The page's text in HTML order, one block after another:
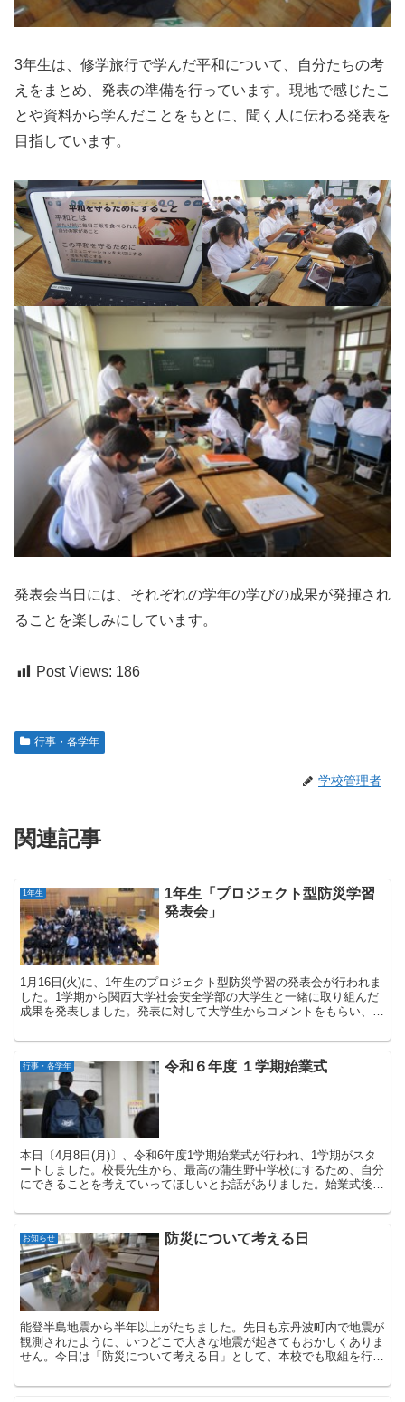
3年生は、修学旅行で学んだ平和について、自分たちの考
えをまとめ、発表の準備を行っています。現地で感じたこ
とや資料から学んだことをもとに、聞く人に伝わる発表を
目指しています。
発表会当日には、それぞれの学年の学びの成果が発揮され
ることを楽しみにしています。
Post Views: 186
行事・各学年
学校管理者
関連記事
1年生
1年生「プロジェクト型防災学習
発表会」
1月16日(火)に、1年生のプロジェクト型防災学習の発表会が行われま
した。1学期から関西大学社会安全学部の大学生と一緒に取り組んだ
成果を発表しました。発表に対して大学生からコメントをもらい、学
行事・各学年 令和６年度 １学期始業式
本日〔4月8日(月)〕、令和6年度1学期始業式が行われ、1学期がスタ
ートしました。校長先生から、最高の蒲生野中学校にするため、自分
にできることを考えていってほしいとお話がありました。始業式後に
お知らせ 防災について考える日
能登半島地震から半年以上がたちました。先日も京丹波町内で地震が
観測されたように、いつどこで大きな地震が起きてもおかしくありま
せん。今日は「防災について考える日」として、本校でも取組を行い